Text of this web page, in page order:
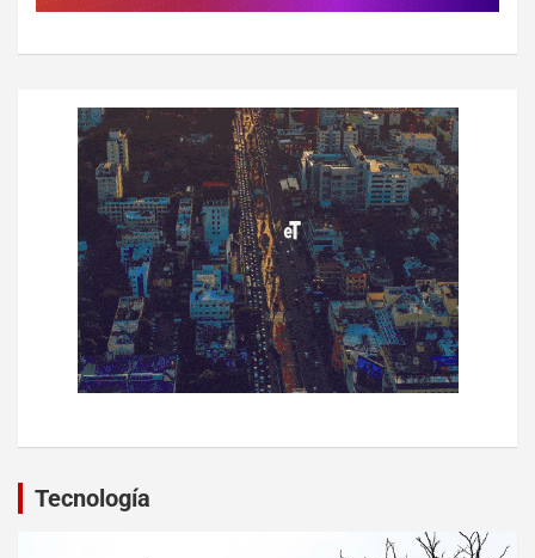
Tecnología